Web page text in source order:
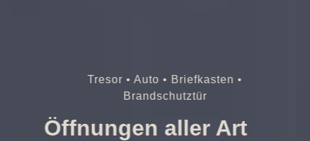
Tresor • Auto • Briefkasten •
Brandschutztür
Öffnungen aller Art